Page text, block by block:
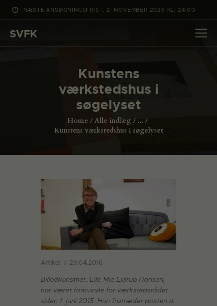
NÆSTE ANSØGNINGSFRIST: 2. NOVEMBER 2026 KL. 24:00
SVFK
Kunstens
værkstedshus i
søgelyset
Home Alle indlæg
...
Kunstens værkstedshus i søgelyset
DET SKER
PROJEKTER
OM SVFK
Artikel 29.04.2016
Billedkunstner, Elle-Mie Ejdrup Hansen,
har været forkvinde for værkstedsrådet
siden 1. juni 2015. Hun fratræder posten d.